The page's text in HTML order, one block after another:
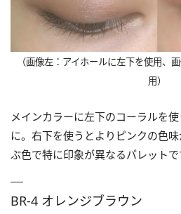
（画像左：アイホールに左下を使用、
用）
メインカラーに左下のコーラルを
に。右下を使うとよりピンクの色
ぶ色で特に印象が異なるパレットで
BR-4 オレンジブラウン